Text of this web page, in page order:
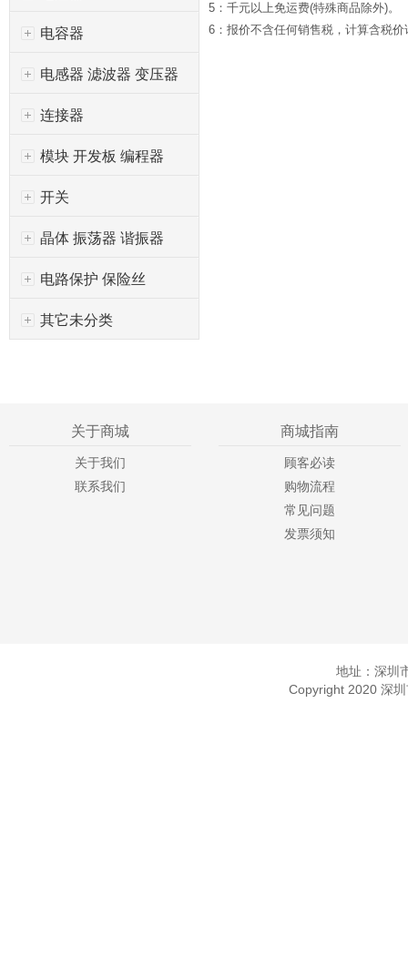
电容器
电感器 滤波器 变压器
连接器
模块 开发板 编程器
开关
晶体 振荡器 谐振器
电路保护 保险丝
其它未分类
5：千元以上免运费(特殊商品除外)。
6：报价不含任何销售税，计算含税价
关于商城
关于我们
联系我们
商城指南
顾客必读
购物流程
常见问题
发票须知
地址：深圳
Copyright 2020 深